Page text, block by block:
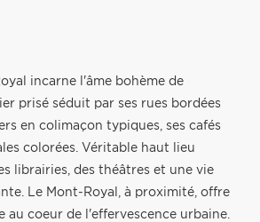
incarne l'âme bohème de
prisé séduit par ses rues bordées
en colimaçon typiques, ses cafés
colorées. Véritable haut lieu
librairies, des théâtres et une vie
Le Mont-Royal, à proximité, offre
au coeur de l'effervescence urbaine.